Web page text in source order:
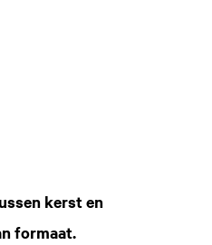
kerst en
formaat.